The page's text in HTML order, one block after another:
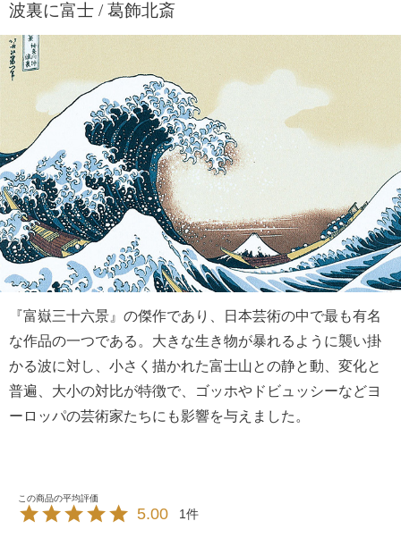
波裏に富士 / 葛飾北斎
『富嶽三十六景』の傑作であり、日本芸術の中で最も有名
な作品の一つである。大きな生き物が暴れるように襲い掛
かる波に対し、小さく描かれた富士山との静と動、変化と
普遍、大小の対比が特徴で、ゴッホやドビュッシーなどヨ
ーロッパの芸術家たちにも影響を与えました。
5.00 1